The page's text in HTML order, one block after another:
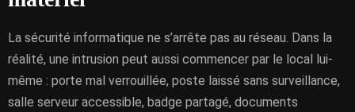
La sécurité informatique ne s’arrête pas au réseau. Dans la
réalité, une intrusion peut aussi commencer par le local lui-
même : porte mal verrouillée, poste laissé sans surveillance,
salle serveur accessible, badge partagé, documents